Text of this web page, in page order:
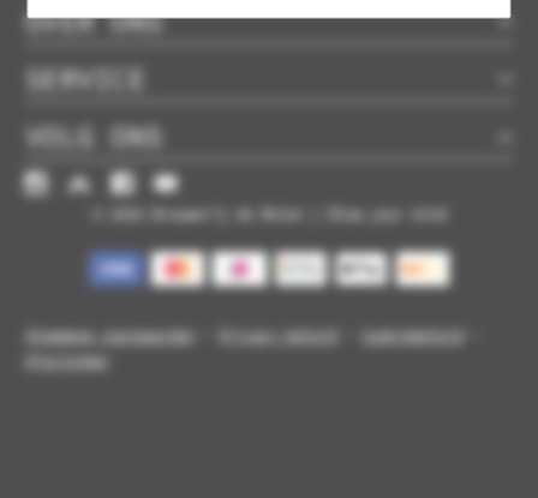
OVER ONS
SERVICE
VOLG ONS
© 2026 Brouwerij de Molen | Blow your mind
Algemene voorwaarden Privacy beleid Cookiebeleid
Disclaimer